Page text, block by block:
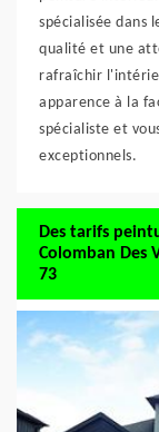
spécialisée dans
qualité et une
rafraîchir
apparence à la
spécialiste et
exceptionnels.
Des tarifs
Colomban Des
73